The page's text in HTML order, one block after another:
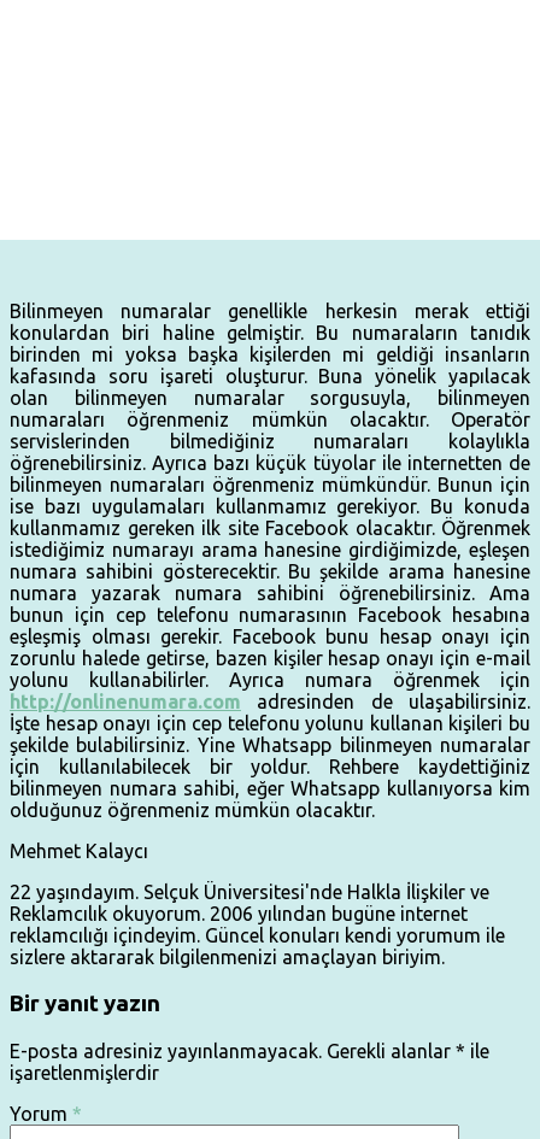
Bilinmeyen numaralar genellikle herkesin merak ettiği
konulardan biri haline gelmiştir. Bu numaraların tanıdık
birinden mi yoksa başka kişilerden mi geldiği insanların
kafasında soru işareti oluşturur. Buna yönelik yapılacak
olan bilinmeyen numaralar sorgusuyla, bilinmeyen
numaraları öğrenmeniz mümkün olacaktır. Operatör
servislerinden bilmediğiniz numaraları kolaylıkla
öğrenebilirsiniz. Ayrıca bazı küçük tüyolar ile internetten de
bilinmeyen numaraları öğrenmeniz mümkündür. Bunun için
ise bazı uygulamaları kullanmamız gerekiyor. Bu konuda
kullanmamız gereken ilk site Facebook olacaktır. Öğrenmek
istediğimiz numarayı arama hanesine girdiğimizde, eşleşen
numara sahibini gösterecektir. Bu şekilde arama hanesine
numara yazarak numara sahibini öğrenebilirsiniz. Ama
bunun için cep telefonu numarasının Facebook hesabına
eşleşmiş olması gerekir. Facebook bunu hesap onayı için
zorunlu halede getirse, bazen kişiler hesap onayı için e-mail
yolunu kullanabilirler. Ayrıca numara öğrenmek için
http://onlinenumara.com adresinden de ulaşabilirsiniz.
İşte hesap onayı için cep telefonu yolunu kullanan kişileri bu
şekilde bulabilirsiniz. Yine Whatsapp bilinmeyen numaralar
için kullanılabilecek bir yoldur. Rehbere kaydettiğiniz
bilinmeyen numara sahibi, eğer Whatsapp kullanıyorsa kim
olduğunuz öğrenmeniz mümkün olacaktır.
Mehmet Kalaycı
22 yaşındayım. Selçuk Üniversitesi'nde Halkla İlişkiler ve
Reklamcılık okuyorum. 2006 yılından bugüne internet
reklamcılığı içindeyim. Güncel konuları kendi yorumum ile
sizlere aktararak bilgilenmenizi amaçlayan biriyim.
Bir yanıt yazın
E-posta adresiniz yayınlanmayacak. Gerekli alanlar * ile
işaretlenmişlerdir
Yorum *